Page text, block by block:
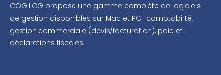
COGILOG propose une gamme complète de logiciels
de gestion disponibles sur Mac et PC : comptabilité,
gestion commerciale (devis/facturation), paie et
déclarations fiscales.